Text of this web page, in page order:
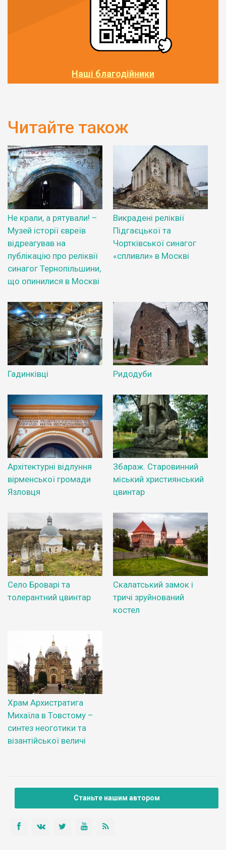
Наші благодійники
Читайте також
Не крали, а рятували! –
Музей історії євреїв
відреагував на
публікацію про реліквії
синагог Тернопільшини,
що опинилися в Москві
Викрадені реліквії
Підгаєцької та
Чортківської синагог
«спливли» в Москві
Гадинківці Ридодуби
Архітектурні відлуння
вірменської громади
Язловця
Збараж. Старовинний
міський християнський
цвинтар
Село Броварі та
толерантний цвинтар
Скалатський замок і
тричі зруйнований
костел
Храм Архистратига
Михаїла в Товстому –
синтез неоготики та
візантійської величі
Станьте нашим автором